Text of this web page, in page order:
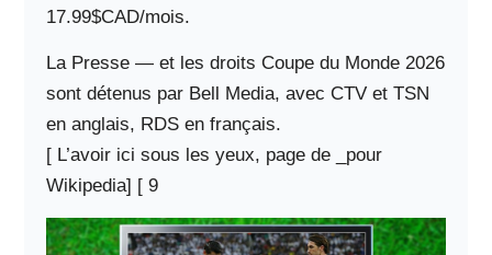
17.99$CAD/mois.
La Presse — et les droits Coupe du Monde 2026
sont détenus par Bell Media, avec CTV et TSN
en anglais, RDS en français.
[ L’avoir ici sous les yeux, page de _pour
Wikipedia] [ 9